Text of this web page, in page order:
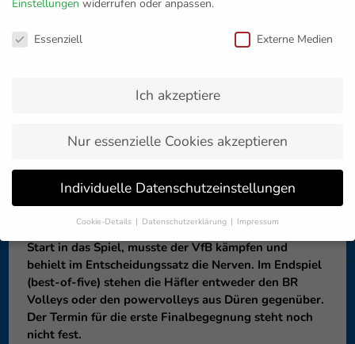
Friedrichshafen
Deutsche Meisterschaft. Die Häfler besiegten die SVG
24:26, 25:20, 18:25, 15:11). Nach einem souveränen
Start in das Spiel, musste der VfB kämpfen und
behielt im Entscheidungssatz die Nerven. Im Endspiel
(best-of-five) stehen die Häfler entweder den BR
Volleys oder den powervolleys aus Düren gegenüber.
Der Termin für die erste Finalbegegnung steht noch
nicht fest.
Einstellungen widerrufen oder anpassen.
Datenschutzeinstellungen
Essenziell Externe Medien
Ich akzeptiere
Nur essenzielle Cookies akzeptieren
Individuelle Datenschutzeinstellungen
Cookie-Details Datenschutzerklärung Impressum
Datenschutzeinstellungen
Wenn Sie unter 16 Jahre alt sind und Ihre Zustimmung zu
freiwilligen Diensten geben möchten, müssen Sie Ihre
Erziehungsberechtigten um Erlaubnis bitten.
Wir verwenden Cookies und andere Technologien auf unserer
Website. Einige von ihnen sind essenziell, während andere uns